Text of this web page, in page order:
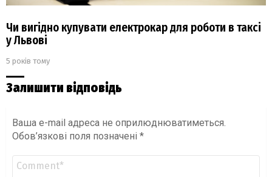
Чи вигідно купувати електрокар для роботи в таксі
у Львові
5 років тому
Залишити відповідь
Ваша e-mail адреса не оприлюднюватиметься.
Обов’язкові поля позначені *